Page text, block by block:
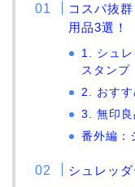
コスパ抜
用品3選！
1. シュレ
スタンプ
2. おす
3. 無印良
番外編：
シュレッ